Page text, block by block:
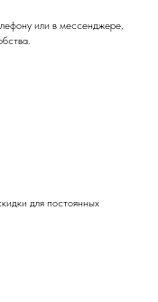
или в мессенджере,
для постоянных